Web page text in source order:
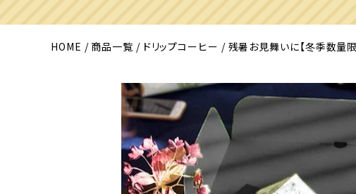
HOME 商品一覧 ドリップコーヒー 残暑お見舞いに【冬季数量